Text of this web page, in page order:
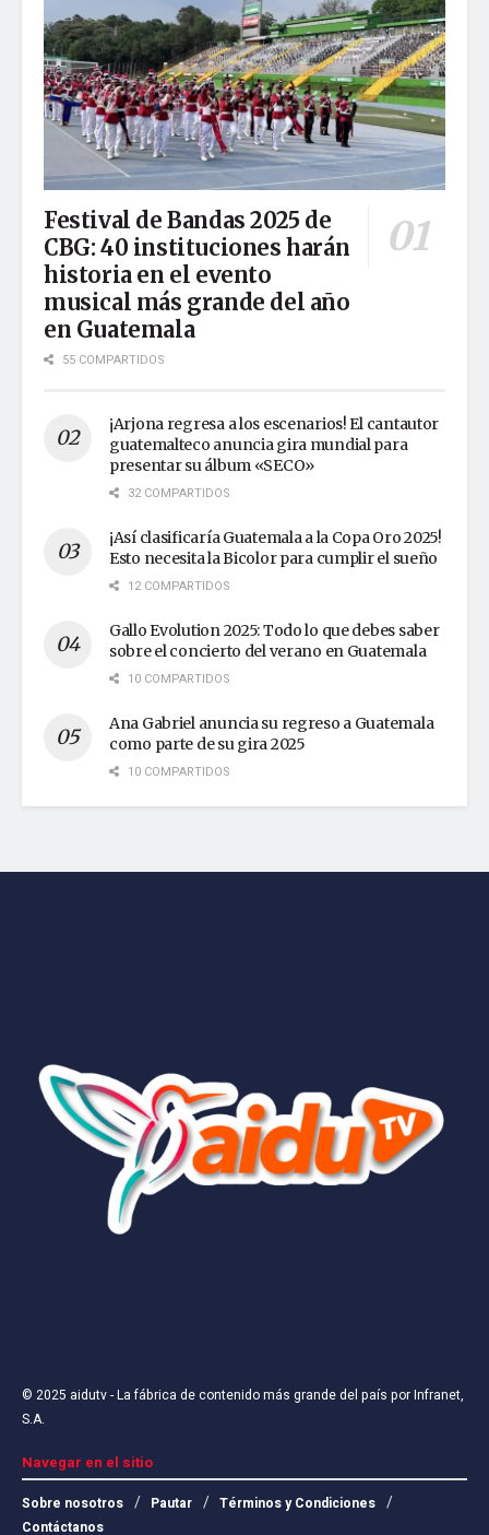
Festival de Bandas 2025 de
CBG: 40 instituciones harán
historia en el evento
musical más grande del año
en Guatemala
55 COMPARTIDOS
¡Arjona regresa a los escenarios! El cantautor
guatemalteco anuncia gira mundial para
presentar su álbum «SECO»
32 COMPARTIDOS
¡Así clasificaría Guatemala a la Copa Oro 2025!
Esto necesita la Bicolor para cumplir el sueño
12 COMPARTIDOS
Gallo Evolution 2025: Todo lo que debes saber
sobre el concierto del verano en Guatemala
10 COMPARTIDOS
Ana Gabriel anuncia su regreso a Guatemala
como parte de su gira 2025
10 COMPARTIDOS
© 2025 aidutv- La fábrica de contenido más grande del país porInfranet,
S.A.
Navegar en el sitio
Sobre nosotros Pautar
Términos y Condiciones
Contáctanos